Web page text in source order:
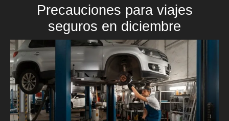
Precauciones para viajes
seguros en diciembre